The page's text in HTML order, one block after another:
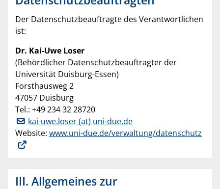
Der Datenschutzbeauftragte des Verantwortlichen
ist:
Dr. Kai-Uwe Loser
(Behördlicher Datenschutzbeauftragter der
Universität Duisburg-Essen)
Forsthausweg 2
47057 Duisburg
Tel.: +49 234 32 28720
kai-uwe.loser (at) uni-due.de
Website: www.uni-due.de/verwaltung/datenschutz
III. Allgemeines zur